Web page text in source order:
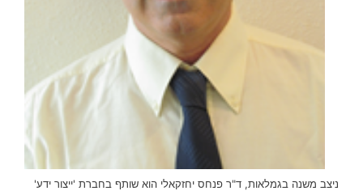
ניצב משנה בגמלאות, ד"ר פנחס יחזקאלי הוא שותף בחברת 'ייצור ידע'